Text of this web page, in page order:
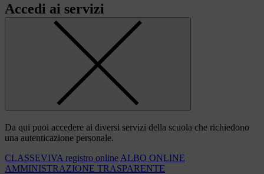
Accedi ai servizi
Da qui puoi accedere ai diversi servizi della scuola che richiedono
una autenticazione personale.
CLASSEVIVA registro online ALBO ONLINE
AMMINISTRAZIONE TRASPARENTE